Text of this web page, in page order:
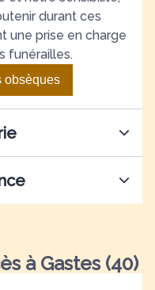
durant ces
une prise en charge
funérailles.
Demande de devis obsèques
à Gastes (40)